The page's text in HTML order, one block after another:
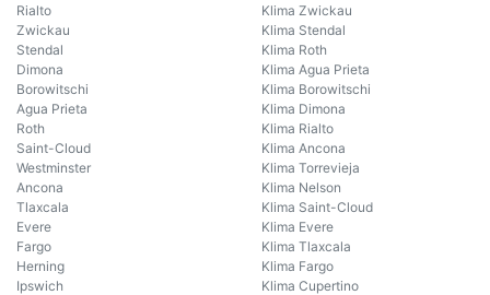
Rialto
Zwickau
Stendal
Dimona
Borowitschi
Agua Prieta
Roth
Saint-Cloud
Westminster
Ancona
Tlaxcala
Evere
Fargo
Herning
Ipswich
Klima Zwickau
Klima Stendal
Klima Roth
Klima Agua Prieta
Klima Borowitschi
Klima Dimona
Klima Rialto
Klima Ancona
Klima Torrevieja
Klima Nelson
Klima Saint-Cloud
Klima Evere
Klima Tlaxcala
Klima Fargo
Klima Cupertino